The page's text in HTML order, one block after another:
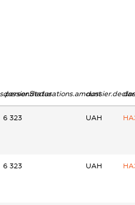
dossier.declarations.amount
6 323 UAH
6 323 UAH